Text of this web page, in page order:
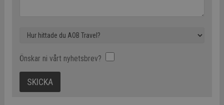
Önskar ni vårt nyhetsbrev?